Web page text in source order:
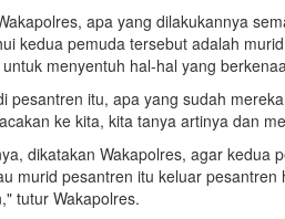
apa yang dilakukannya
kedua pemuda tersebut adalah
menyentuh hal-hal yang
pesantren itu, apa yang sudah
ke kita, kita tanya artinya dan
dikatakan Wakapolres, agar kedua
murid pesantren itu keluar
tutur Wakapolres.